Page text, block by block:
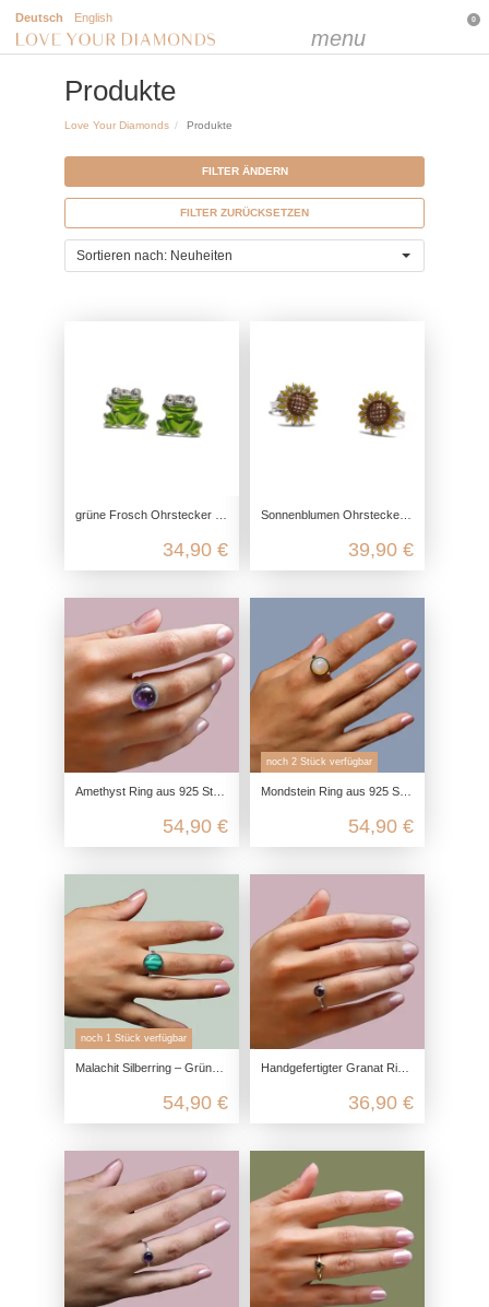
Deutsch English
menu
0
Produkte
Love Your Diamonds Produkte
FILTER ÄNDERN
FILTER ZURÜCKSETZEN
Sortieren nach: Neuheiten
grüne Frosch Ohrstecker aus 925 Sterling Silber
34,90 €
Sonnenblumen Ohrstecker aus 925 Sterling Silber
39,90 €
Amethyst Ring aus 925 Sterling Silber
54,90 €
noch 2 Stück verfügbar
Mondstein Ring aus 925 Sterling Silber
54,90 €
noch 1 Stück verfügbar
Malachit Silberring – Grüner Glücksbringer aus 925 Sterling Silber
54,90 €
Handgefertigter Granat Ring aus 925 Sterling Silber
36,90 €